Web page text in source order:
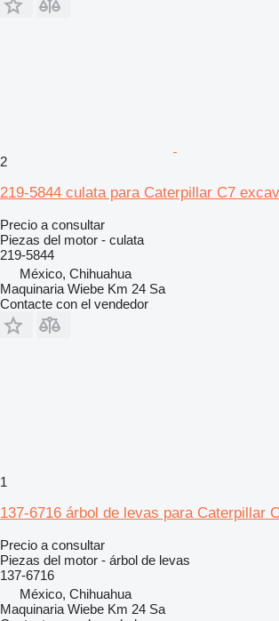
2
219-5844 culata para Caterpillar C7
Precio a consultar
Piezas del motor - culata
219-5844
México, Chihuahua
Maquinaria Wiebe Km 24 Sa
Contacte con el vendedor
1
137-6716 árbol de levas para Caterpillar
Precio a consultar
Piezas del motor - árbol de levas
137-6716
México, Chihuahua
Maquinaria Wiebe Km 24 Sa